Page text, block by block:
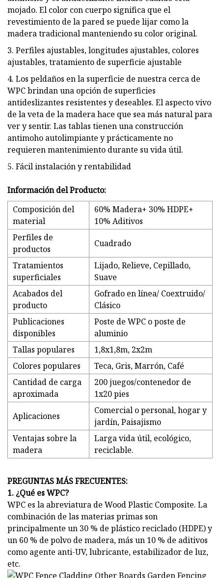
mojado. El color con cuerpo significa que el
revestimiento de la pared se puede lijar como la
madera tradicional manteniendo su color original.
3. Perfiles ajustables, longitudes ajustables, colores
ajustables, tratamiento de superficie ajustable
4. Los peldaños en la superficie de nuestra cerca de
WPC brindan una opción de superficies
antideslizantes resistentes y deseables. El aspecto vivo
de la veta de la madera hace que sea más natural para
ver y sentir. Las tablas tienen una construcción
antimoho autolimpiante y prácticamente no
requieren mantenimiento durante su vida útil.
5. Fácil instalación y rentabilidad
Información del Producto:
Composición del
material
60% Madera+ 30% HDPE+
10% Aditivos
Perfiles de
productos
Cuadrado
Tratamientos
superficiales
Lijado, Relieve, Cepillado,
Suave
Acabados del
producto
Gofrado en línea/ Coextruido/
Clásico
Publicaciones
disponibles
Poste de WPC o poste de
aluminio
Tallas populares
1,8x1,8m, 2x2m
Colores populares
Teca, Gris, Marrón, Café
Cantidad de carga
aproximada
200 juegos/contenedor de
1x20 pies
Aplicaciones
Comercial o personal, hogar y
jardín, Paisajismo
Ventajas sobre la
madera
Larga vida útil, ecológico,
reciclable.
PREGUNTAS MÁS FRECUENTES:
1. ¿Qué es WPC?
WPC es la abreviatura de Wood Plastic Composite. La
combinación de las materias primas son
principalmente un 30 % de plástico reciclado (HDPE) y
un 60 % de polvo de madera, más un 10 % de aditivos
como agente anti-UV, lubricante, estabilizador de luz,
etc.